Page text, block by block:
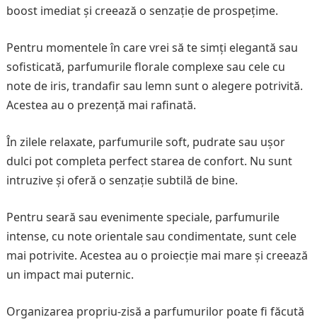
boost imediat și creează o senzație de prospețime.
Pentru momentele în care vrei să te simți elegantă sau
sofisticată, parfumurile florale complexe sau cele cu
note de iris, trandafir sau lemn sunt o alegere potrivită.
Acestea au o prezență mai rafinată.
În zilele relaxate, parfumurile soft, pudrate sau ușor
dulci pot completa perfect starea de confort. Nu sunt
intruzive și oferă o senzație subtilă de bine.
Pentru seară sau evenimente speciale, parfumurile
intense, cu note orientale sau condimentate, sunt cele
mai potrivite. Acestea au o proiecție mai mare și creează
un impact mai puternic.
Organizarea propriu-zisă a parfumurilor poate fi făcută